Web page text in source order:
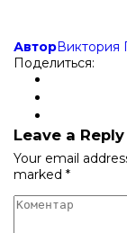
АвторВиктория
Поделиться:
Leave a Reply
Your email
marked *